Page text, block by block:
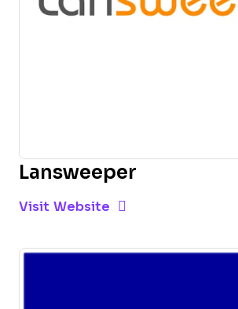
Lansweeper
Visit Website Opens New Window